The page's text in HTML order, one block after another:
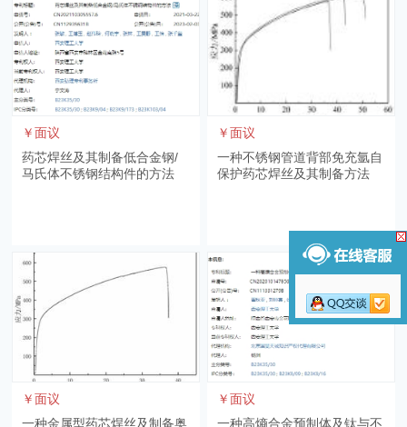
￥面议
药芯焊丝及其制备低合金钢/
马氏体不锈钢结构件的方法
￥面议
一种不锈钢管道背部免充氩自
保护药芯焊丝及其制备方法
￥面议
一种金属型药芯焊丝及制备奥
￥面议
一种高熵合金预制体及钛与不